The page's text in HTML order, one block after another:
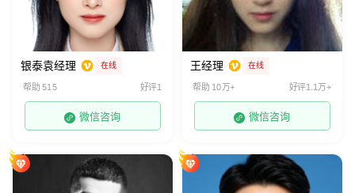
银泰袁经理 在线
帮助 515 好评1
微信咨询
王经理 在线
帮助 10万+ 好评1.1万+
微信咨询